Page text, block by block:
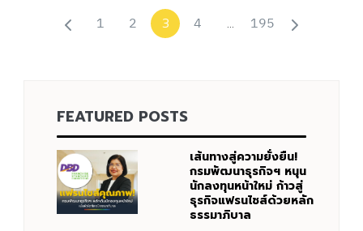
1 2 3 4 … 195
FEATURED POSTS
เส้นทางสู่ความยั่งยืน!
กรมพัฒนาธุรกิจฯ หนุน
นักลงทุนหน้าใหม่ ก้าวสู่
ธุรกิจแฟรนไชส์ด้วยหลัก
ธรรมาภิบาล